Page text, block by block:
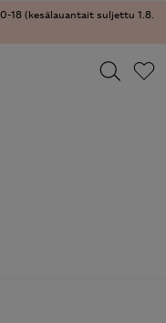
18 (kesälauantait suljettu 1.8.